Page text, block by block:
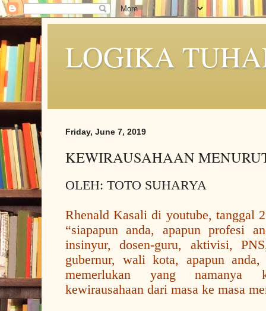
LOGIKA
Friday, June 7, 2019
KEWIRAUSAHAAN
OLEH: TOTO SUHARYA
Rhenald Kasali di youtube, tanggal
“siapapun anda, apapun profesi
insinyur, dosen-guru, aktivisi,
gubernur, wali kota, apapun anda,
memerlukan yang namanya
kewirausahaan dari masa ke masa